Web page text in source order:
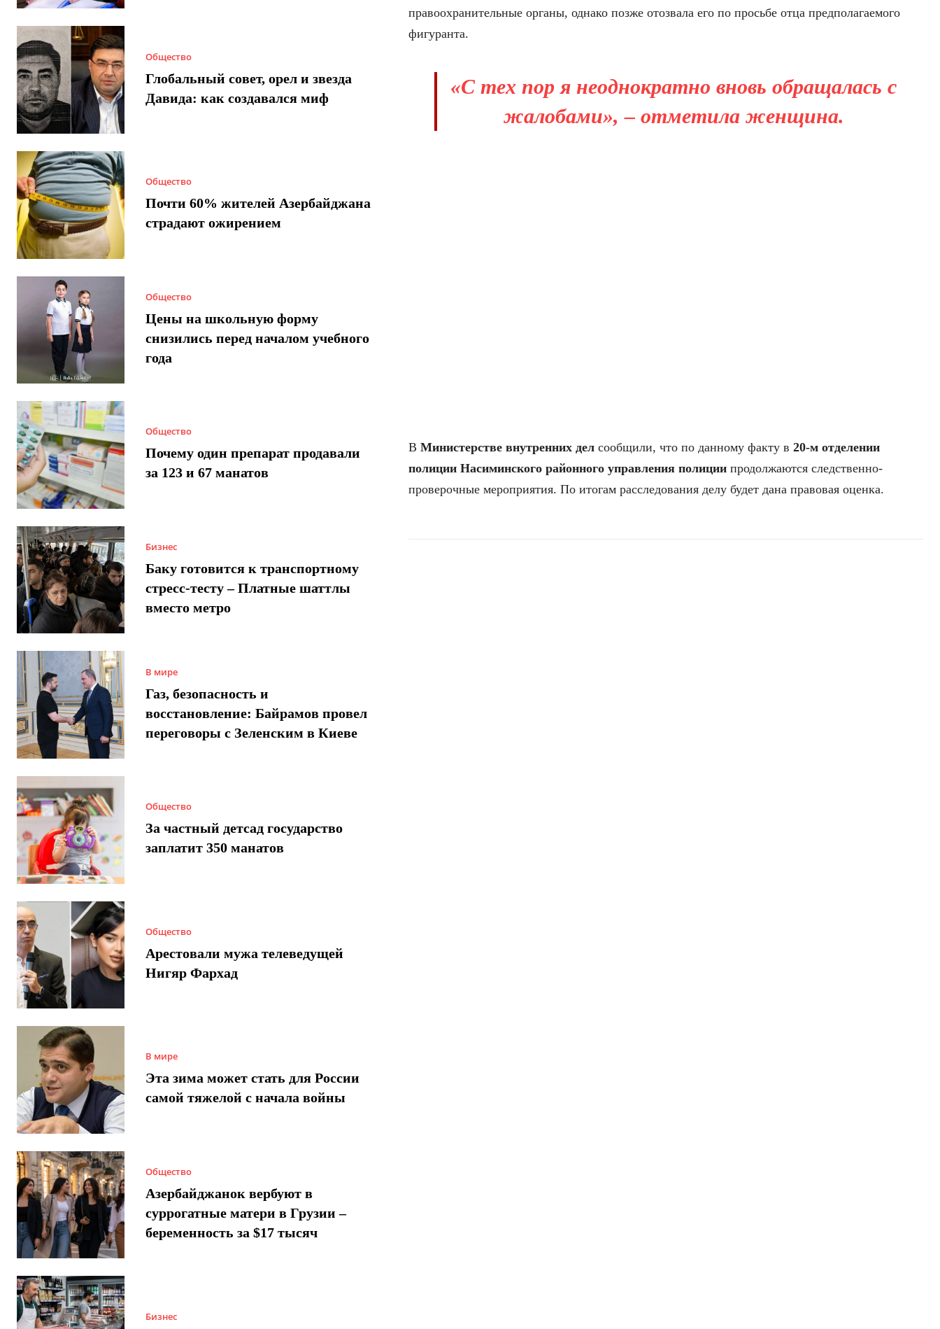
Общество
Глобальный совет, орел и звезда
Давида: как создавался миф
Общество
Почти 60% жителей Азербайджана
страдают ожирением
Общество
Цены на школьную форму
снизились перед началом учебного
года
Общество
Почему один препарат продавали
за 123 и 67 манатов
Бизнес
Баку готовится к транспортному
стресс-тесту – Платные шаттлы
вместо метро
В мире
Газ, безопасность и
восстановление: Байрамов провел
переговоры с Зеленским в Киеве
Общество
За частный детсад государство
заплатит 350 манатов
Общество
Арестовали мужа телеведущей
Нигяр Фархад
В мире
Эта зима может стать для России
самой тяжелой с начала войны
Общество
Азербайджанок вербуют в
суррогатные матери в Грузии –
беременность за $17 тысяч
Бизнес
правоохранительные органы, однако позже отозвала его по просьбе отца предполагаемого
фигуранта.
«С тех пор я неоднократно вновь обращалась с
жалобами», – отметила женщина.
В Министерстве внутренних дел сообщили, что по данному факту в 20-м отделении
полиции Насиминского районного управления полиции продолжаются следственно-
проверочные мероприятия. По итогам расследования делу будет дана правовая оценка.